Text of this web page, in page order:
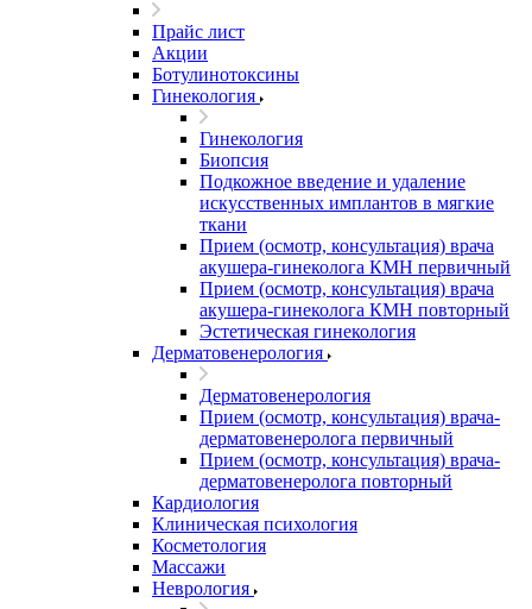
Прайс лист
Акции
Ботулинотоксины
Гинекология
Гинекология
Биопсия
Подкожное введение и удаление
искусственных имплантов в мягкие
ткани
Прием (осмотр, консультация) врача
акушера-гинеколога КМН первичный
Прием (осмотр, консультация) врача
акушера-гинеколога КМН повторный
Эстетическая гинекология
Дерматовенерология
Дерматовенерология
Прием (осмотр, консультация) врача-
дерматовенеролога первичный
Прием (осмотр, консультация) врача-
дерматовенеролога повторный
Кардиология
Клиническая психология
Косметология
Массажи
Неврология